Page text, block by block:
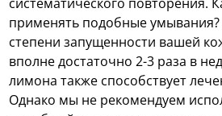
применять подобные умывания?
степени запущенности вашей
вполне достаточно 2-3 раза в
лимона также способствует
Однако мы не рекомендуем